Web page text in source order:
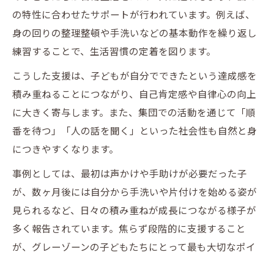
の特性に合わせたサポートが行われています。例えば、
身の回りの整理整頓や手洗いなどの基本動作を繰り返し
練習することで、生活習慣の定着を図ります。
こうした支援は、子どもが自分でできたという達成感を
積み重ねることにつながり、自己肯定感や自律心の向上
に大きく寄与します。また、集団での活動を通じて「順
番を待つ」「人の話を聞く」といった社会性も自然と身
につきやすくなります。
事例としては、最初は声かけや手助けが必要だった子
が、数ヶ月後には自分から手洗いや片付けを始める姿が
見られるなど、日々の積み重ねが成長につながる様子が
多く報告されています。焦らず段階的に支援すること
が、グレーゾーンの子どもたちにとって最も大切なポイ